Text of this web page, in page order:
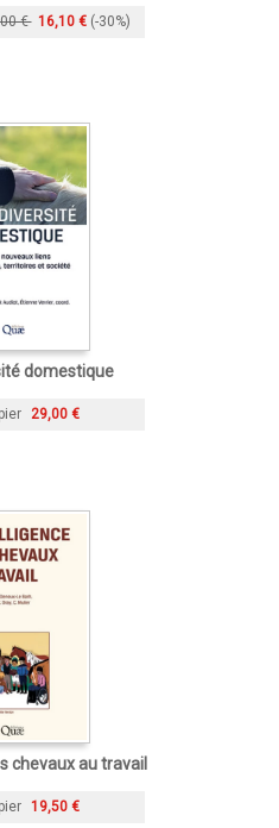
€ 16,10 € (-30%)
domestique
29,00 €
chevaux au travail
19,50 €